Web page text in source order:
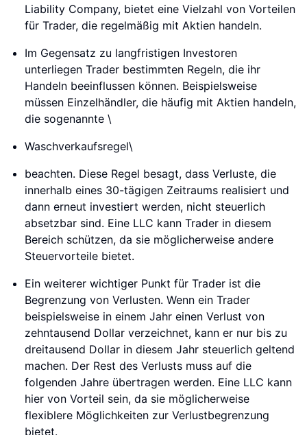
Liability Company, bietet eine Vielzahl von Vorteilen
für Trader, die regelmäßig mit Aktien handeln.
Im Gegensatz zu langfristigen Investoren
unterliegen Trader bestimmten Regeln, die ihr
Handeln beeinflussen können. Beispielsweise
müssen Einzelhändler, die häufig mit Aktien handeln,
die sogenannte \
Waschverkaufsregel\
beachten. Diese Regel besagt, dass Verluste, die
innerhalb eines 30-tägigen Zeitraums realisiert und
dann erneut investiert werden, nicht steuerlich
absetzbar sind. Eine LLC kann Trader in diesem
Bereich schützen, da sie möglicherweise andere
Steuervorteile bietet.
Ein weiterer wichtiger Punkt für Trader ist die
Begrenzung von Verlusten. Wenn ein Trader
beispielsweise in einem Jahr einen Verlust von
zehntausend Dollar verzeichnet, kann er nur bis zu
dreitausend Dollar in diesem Jahr steuerlich geltend
machen. Der Rest des Verlusts muss auf die
folgenden Jahre übertragen werden. Eine LLC kann
hier von Vorteil sein, da sie möglicherweise
flexiblere Möglichkeiten zur Verlustbegrenzung
bietet.